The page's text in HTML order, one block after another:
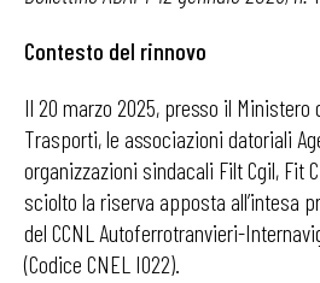
Contesto del rinnovo
Il 20 marzo 2025, presso il
Trasporti, le associazioni datoriali
organizzazioni sindacali Filt Cgil, Fit
sciolto la riserva apposta all’intesa
del CCNL Autoferrotranvieri-
(Codice CNEL I022).